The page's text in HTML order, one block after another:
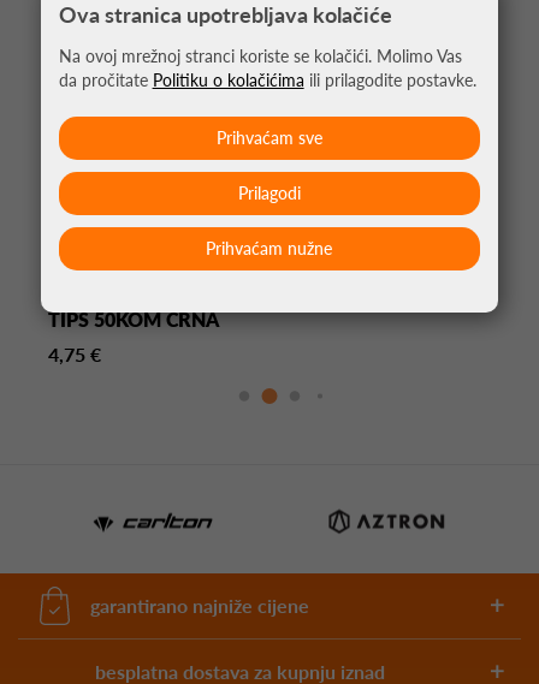
TIPS 50KOM CRNA
4,75 €
garantirano najniže cijene
besplatna dostava za kupnju iznad
Ova stranica upotrebljava kolačiće
Na ovoj mrežnoj stranci koriste se kolačići. Molimo Vas
da pročitate Politiku o kolačićima ili prilagodite postavke.
Prihvaćam nužne
Prilagodi
Prihvaćam sve